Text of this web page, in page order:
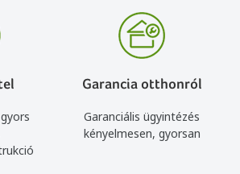
Garancia otthonról
Garanciális ügyintézés
kényelmesen, gyorsan